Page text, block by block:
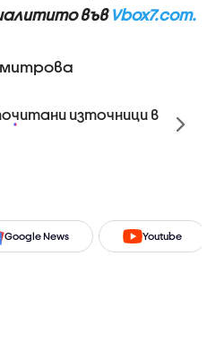
във Vbox7.com.
източници в
Google News Youtube